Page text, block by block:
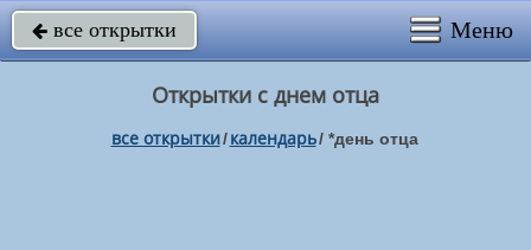
 все открытки Меню
Открытки с днем отца
все открытки/ календарь/ *день отца